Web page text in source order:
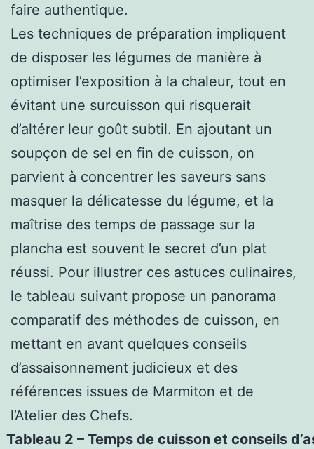
faire authentique.
Les techniques de préparation impliquent
de disposer les légumes de manière à
optimiser l’exposition à la chaleur, tout en
évitant une surcuisson qui risquerait
d’altérer leur goût subtil. En ajoutant un
soupçon de sel en fin de cuisson, on
parvient à concentrer les saveurs sans
masquer la délicatesse du légume, et la
maîtrise des temps de passage sur la
plancha est souvent le secret d’un plat
réussi. Pour illustrer ces astuces culinaires,
le tableau suivant propose un panorama
comparatif des méthodes de cuisson, en
mettant en avant quelques conseils
d’assaisonnement judicieux et des
références issues de Marmiton et de
l’Atelier des Chefs.
Tableau 2 – Temps de cuisson et conseils